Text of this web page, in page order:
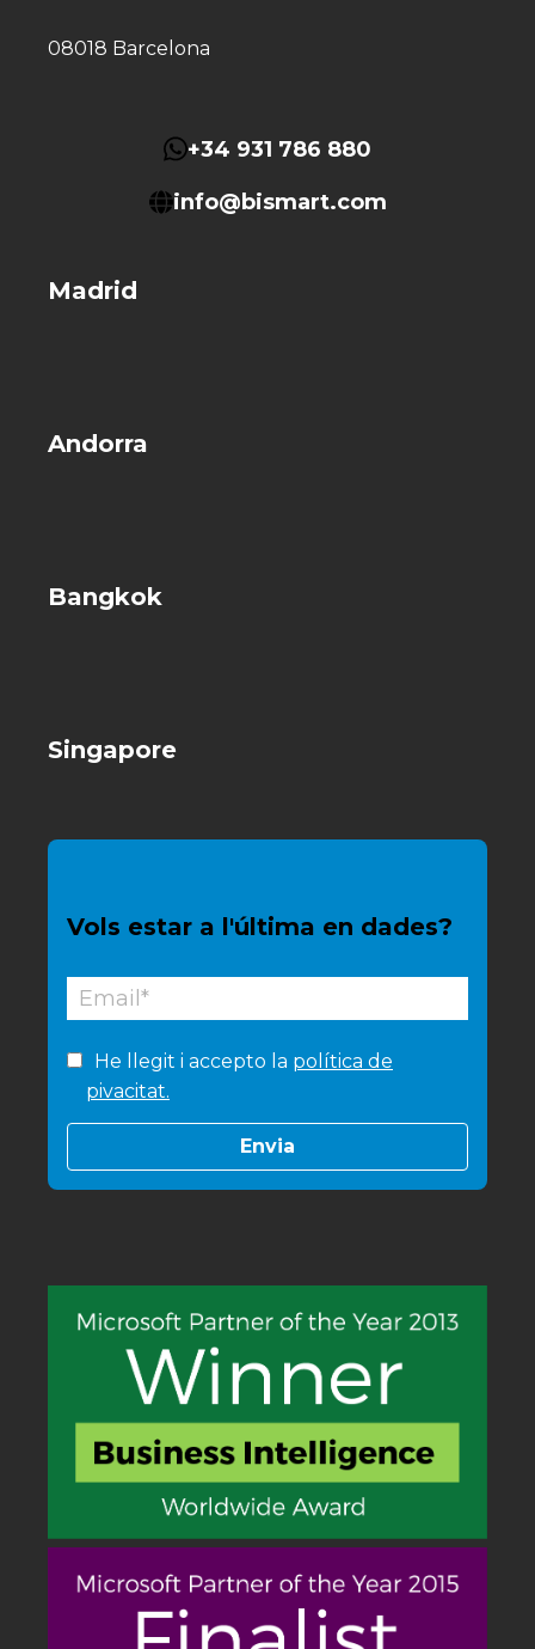
08018 Barcelona
+34 931 786 880
info@bismart.com
Madrid
Andorra
Bangkok
Singapore
Vols estar a l'última en dades?
He llegit i accepto la política de
pivacitat.